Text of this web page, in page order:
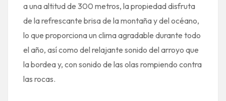
a una altitud de 300 metros, la propiedad disfruta
de la refrescante brisa de la montaña y del océano,
lo que proporciona un clima agradable durante todo
el año, así como del relajante sonido del arroyo que
la bordea y, con sonido de las olas rompiendo contra
las rocas.